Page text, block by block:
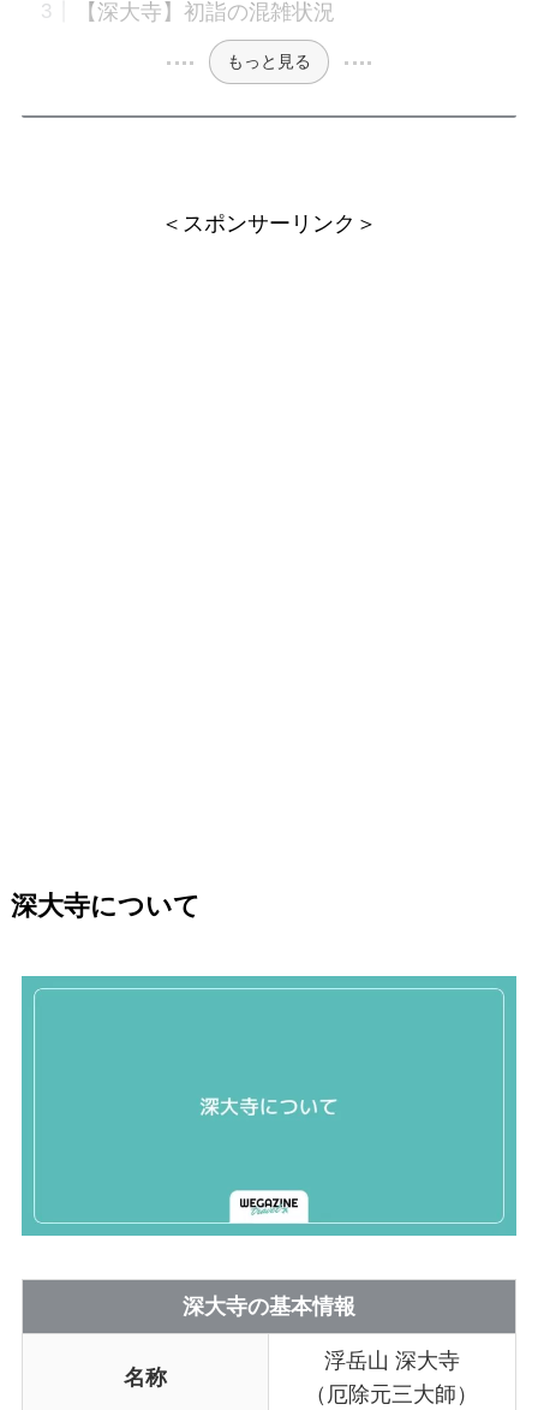
【深大寺】初詣の混雑状況
もっと見る
＜スポンサーリンク＞
深大寺について
深大寺の基本情報
名称
浮岳山 深大寺
（厄除元三大師）